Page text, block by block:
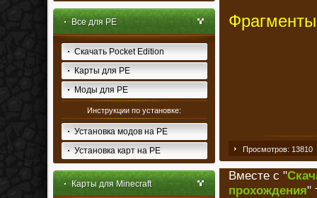
Все для PE
Скачать Pocket Edition
Карты для PE
Моды для PE
Инструкции по установке:
Установка модов на PE
Установка карт на PE
Карты для Minecraft
Просмотров: 13810
Вместе с "
прохождения"